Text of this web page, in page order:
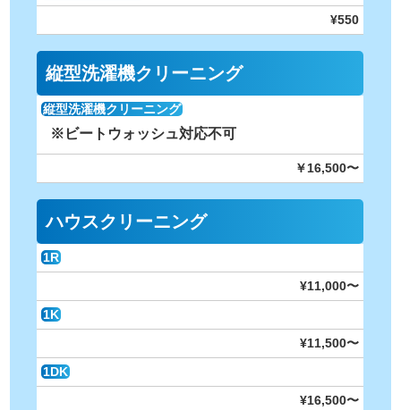
¥550
縦型洗濯機クリーニング
縦型洗濯機クリーニング
※ビートウォッシュ対応不可
￥16,500〜
ハウスクリーニング
1R
¥11,000〜
1K
¥11,500〜
1DK
¥16,500〜